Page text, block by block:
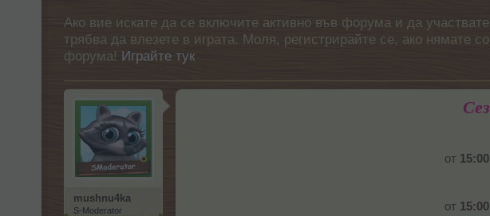
Ако вие искате да се включите активно във форума и да
трябва да влезете в играта. Моля, регистрирайте се, ако нямате
форума! Играйте тук
mushnu4ka
S-Moderator
от
от